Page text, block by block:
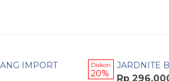
IMPORT
Diskon
20%
JARDNITE
Rp